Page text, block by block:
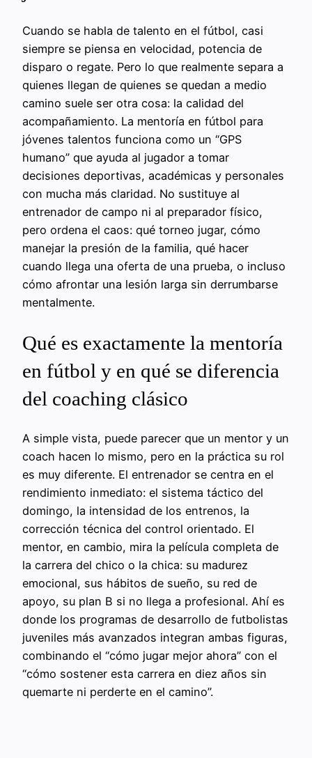
Cuando se habla de talento en el fútbol, casi
siempre se piensa en velocidad, potencia de
disparo o regate. Pero lo que realmente separa a
quienes llegan de quienes se quedan a medio
camino suele ser otra cosa: la calidad del
acompañamiento. La mentoría en fútbol para
jóvenes talentos funciona como un “GPS
humano” que ayuda al jugador a tomar
decisiones deportivas, académicas y personales
con mucha más claridad. No sustituye al
entrenador de campo ni al preparador físico,
pero ordena el caos: qué torneo jugar, cómo
manejar la presión de la familia, qué hacer
cuando llega una oferta de una prueba, o incluso
cómo afrontar una lesión larga sin derrumbarse
mentalmente.
Qué es exactamente la mentoría
en fútbol y en qué se diferencia
del coaching clásico
A simple vista, puede parecer que un mentor y un
coach hacen lo mismo, pero en la práctica su rol
es muy diferente. El entrenador se centra en el
rendimiento inmediato: el sistema táctico del
domingo, la intensidad de los entrenos, la
corrección técnica del control orientado. El
mentor, en cambio, mira la película completa de
la carrera del chico o la chica: su madurez
emocional, sus hábitos de sueño, su red de
apoyo, su plan B si no llega a profesional. Ahí es
donde los programas de desarrollo de futbolistas
juveniles más avanzados integran ambas figuras,
combinando el “cómo jugar mejor ahora” con el
“cómo sostener esta carrera en diez años sin
quemarte ni perderte en el camino”.